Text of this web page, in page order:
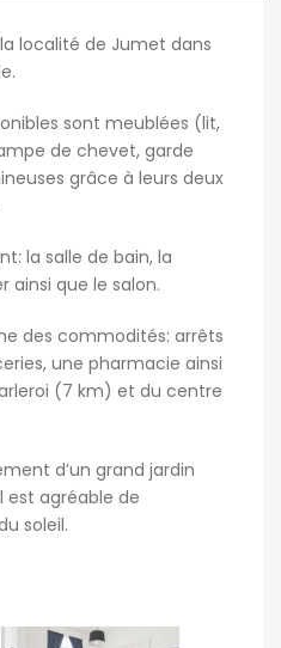
localité de Jumet dans
sont meublées (lit,
de chevet, garde
grâce à leurs deux
la salle de bain, la
ainsi que le salon.
des commodités: arrêts
une pharmacie ainsi
(7 km) et du centre
d’un grand jardin
est agréable de
soleil.